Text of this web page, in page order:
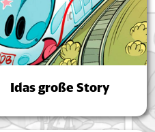
Idas große Story